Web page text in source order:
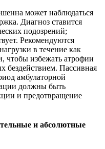
может наблюдаться
Диагноз ставится
подозрений;
Рекомендуются
в течение как
чтобы избежать атрофии
Пассивная
амбулаторной
должны быть
и предотвращение
и абсолютные